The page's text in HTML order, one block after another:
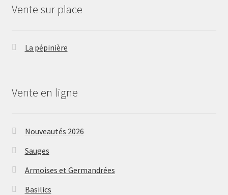
Vente sur place
La pépinière
Vente en ligne
Nouveautés 2026
Sauges
Armoises et Germandrées
Basilics